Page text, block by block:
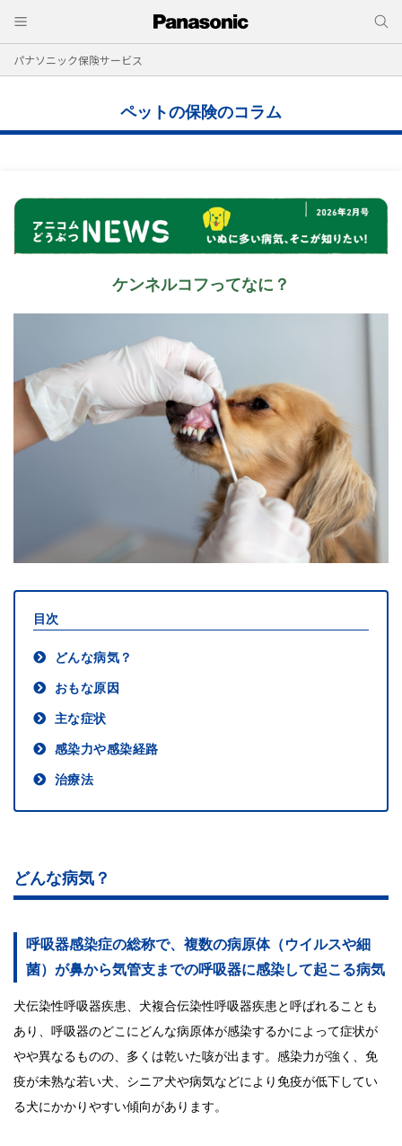
パナソニック保険サービス
ペットの保険のコラム
ケンネルコフってなに？
目次
どんな病気？
おもな原因
主な症状
感染力や感染経路
治療法
どんな病気？
呼吸器感染症の総称で、複数の病原体（ウイルスや細
菌）が鼻から気管支までの呼吸器に感染して起こる病気
犬伝染性呼吸器疾患、犬複合伝染性呼吸器疾患と呼ばれることも
あり、呼吸器のどこにどんな病原体が感染するかによって症状が
やや異なるものの、多くは乾いた咳が出ます。感染力が強く、免
疫が未熟な若い犬、シニア犬や病気などにより免疫が低下してい
る犬にかかりやすい傾向があります。